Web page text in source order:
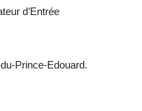
d’Entrée
Prince-Edouard.